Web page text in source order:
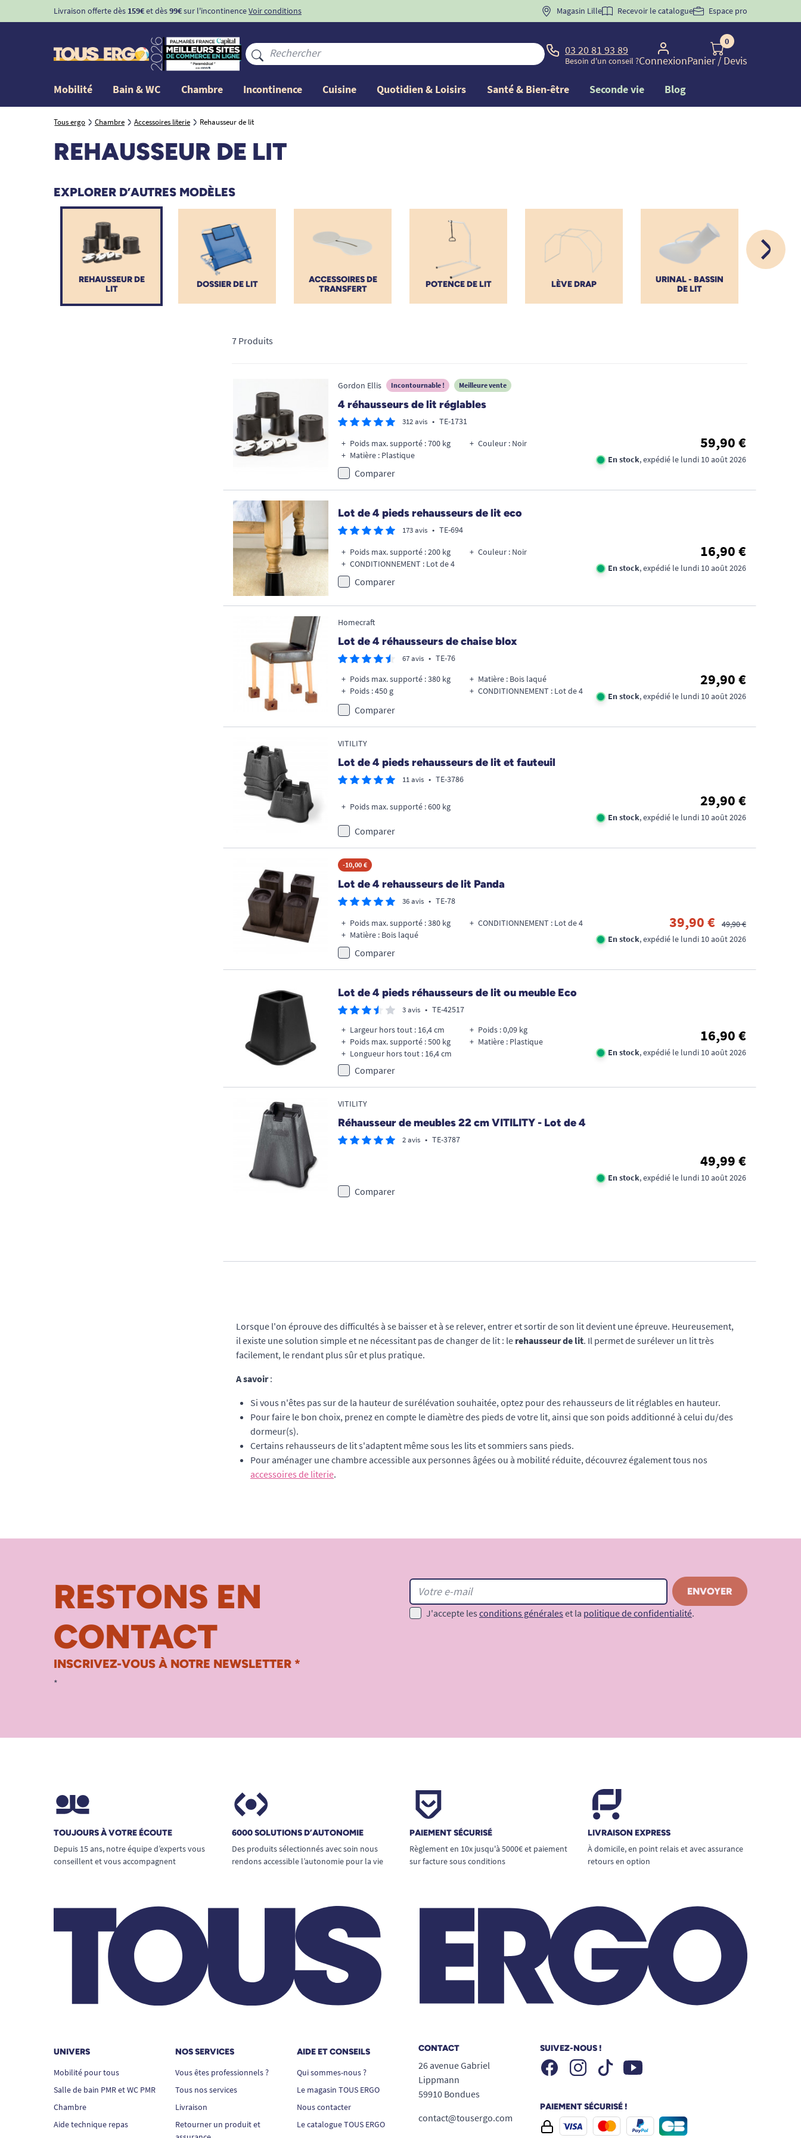
Livraison offerte dès 159€et dès99€sur l'incontinenceVoir conditions BIENVENUE" pourla 1ère commande d'incontinence
Magasin Lille Recevoir le catalogue Espace pro
03 20 81 93 89
Besoin d'un conseil ?Connexion
0
Panier/ Devis
Mobilité Bain & WC Chambre Incontinence Cuisine Quotidien & Loisirs Santé & Bien-être Seconde vie Blog
Tous ergo Chambre Accessoires literie Rehausseur de lit
REHAUSSEUR DE LIT
EXPLORER D’AUTRES MODÈLES
REHAUSSEUR DE
LIT
DOSSIER DE LIT
ACCESSOIRES DE
TRANSFERT
POTENCE DE LIT LÈVE DRAP
URINAL - BASSIN
DE LIT
7 Produits
Gordon Ellis Incontournable ! Meilleure vente
4 réhausseurs de lit réglables
312 avis • TE-1731
Poids max. supporté : 700 kg
Matière : Plastique
Couleur : Noir 59,90 €
En stock, expédié le lundi 10 août 2026
Comparer
Lot de 4 pieds rehausseurs de lit eco
173 avis • TE-694
Poids max. supporté : 200 kg
CONDITIONNEMENT : Lot de 4
Couleur : Noir 16,90 €
En stock, expédié le lundi 10 août 2026
Comparer
Homecraft
Lot de 4 réhausseurs de chaise blox
67 avis • TE-76
Poids max. supporté : 380 kg
Poids : 450 g
Matière : Bois laqué
CONDITIONNEMENT : Lot de 4
29,90 €
En stock, expédié le lundi 10 août 2026
Comparer
VITILITY
Lot de 4 pieds rehausseurs de lit et fauteuil
11 avis • TE-3786
Poids max. supporté : 600 kg 29,90 €
En stock, expédié le lundi 10 août 2026
Comparer
-10,00 €
Lot de 4 rehausseurs de lit Panda
36 avis • TE-78
Poids max. supporté : 380 kg
Matière : Bois laqué
CONDITIONNEMENT : Lot de 4 39,90 €
49,90 €
En stock, expédié le lundi 10 août 2026
Comparer
Lot de 4 pieds réhausseurs de lit ou meuble Eco
3 avis • TE-42517
Largeur hors tout : 16,4 cm
Poids max. supporté : 500 kg
Longueur hors tout : 16,4 cm
Poids : 0,09 kg
Matière : Plastique
16,90 €
En stock, expédié le lundi 10 août 2026
Comparer
VITILITY
Réhausseur de meubles 22 cm VITILITY - Lot de 4
2 avis • TE-3787
49,99 €
En stock, expédié le lundi 10 août 2026
Comparer
Lorsque l'on éprouve des difficultés à se baisser et à se relever, entrer et sortir de son lit devient une épreuve. Heureusement,
il existe une solution simple et ne nécessitant pas de changer de lit : le rehausseur de lit. Il permet de surélever un lit très
facilement, le rendant plus sûr et plus pratique.
A savoir:
Si vous n'êtes pas sur de la hauteur de surélévation souhaitée, optez pour des rehausseurs de lit réglables en hauteur.
Pour faire le bon choix, prenez en compte le diamètre des pieds de votre lit, ainsi que son poids additionné à celui du/des
dormeur(s).
Certains rehausseurs de lit s'adaptent même sous les lits et sommiers sans pieds.
Pour aménager une chambre accessible aux personnes âgées ou à mobilité réduite, découvrez également tous nos
accessoires de literie.
RESTONS EN
CONTACT
INSCRIVEZ-VOUS À NOTRE NEWSLETTER *
*
J'accepte les conditions générales et la politique de confidentialité.
TOUJOURS À VOTRE ÉCOUTE
Depuis 15 ans, notre équipe d’experts vous
conseillent et vous accompagnent
6000 SOLUTIONS D’AUTONOMIE
Des produits sélectionnés avec soin nous
rendons accessible l’autonomie pour la vie
PAIEMENT SÉCURISÉ
Règlement en 10x jusqu'à 5000€ et paiement
sur facture sous conditions
LIVRAISON EXPRESS
À domicile, en point relais et avec assurance
retours en option
UNIVERS
Mobilité pour tous
Salle de bain PMR et WC PMR
Chambre
Aide technique repas
NOS SERVICES
Vous êtes professionnels ?
Tous nos services
Livraison
Retourner un produit et
AIDE ET CONSEILS
Qui sommes-nous ?
Le magasin TOUS ERGO
Nous contacter
Le catalogue TOUS ERGO
CONTACT
26 avenue Gabriel
Lippmann
59910 Bondues
contact@tousergo.com
SUIVEZ-NOUS !
FacebookInstagramTiktok Youtube
PAIEMENT SÉCURISÉ !